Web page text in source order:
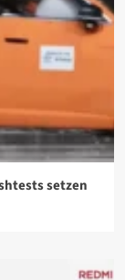
setzen